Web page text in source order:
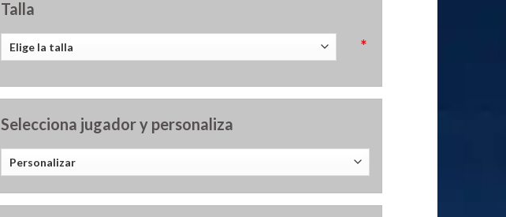
Talla
*
Selecciona jugador y personaliza